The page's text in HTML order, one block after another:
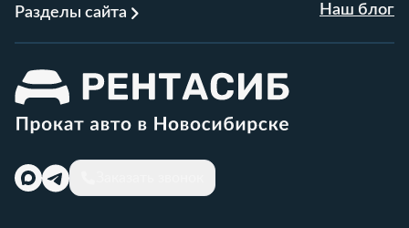
Разделы сайта Наш блог